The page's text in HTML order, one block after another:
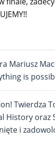
Mariusz
is
Twierdza
History oraz
i